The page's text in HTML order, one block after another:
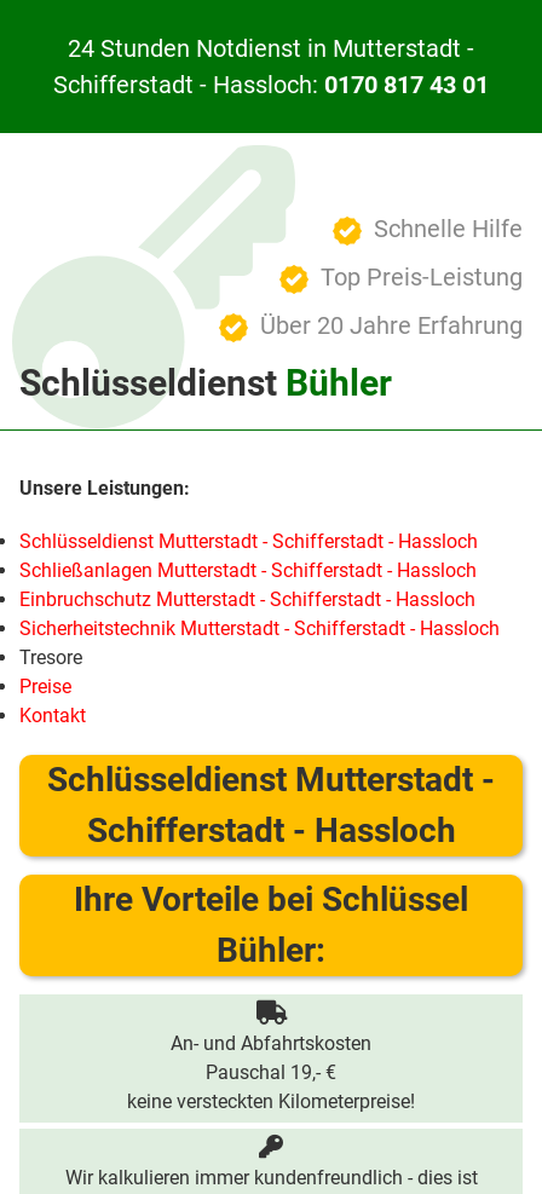
24 Stunden Notdienst in Mutterstadt -
Schifferstadt - Hassloch: 0170 817 43 01
Schnelle Hilfe
Top Preis-Leistung
Über 20 Jahre Erfahrung
Schlüsseldienst Bühler
Schlüsseldienst Mutterstadt - Schifferstadt - Hassloch
Schließanlagen Mutterstadt - Schifferstadt - Hassloch
Einbruchschutz Mutterstadt - Schifferstadt - Hassloch
Sicherheitstechnik Mutterstadt - Schifferstadt - Hassloch
Tresore
Preise
Kontakt
Schlüsseldienst Mutterstadt -
Schifferstadt - Hassloch
Ihre Vorteile bei Schlüssel
Bühler:
An- und Abfahrtskosten
Pauschal 19,- €
keine versteckten Kilometerpreise!
Wir kalkulieren immer kundenfreundlich - dies ist